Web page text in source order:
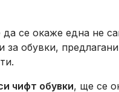
се окаже една не
обувки,
чифт обувки, ще се